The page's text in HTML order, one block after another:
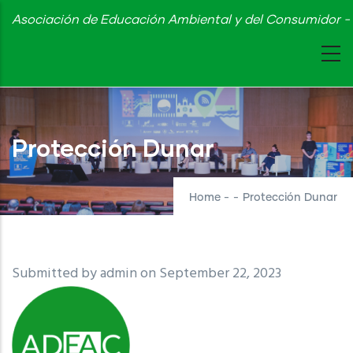
Skip
content
Asociación de Educación Ambiental y del Consumidor
Protección Dunar
Home - - Protección Dunar
Submitted byadminon September 22, 2023